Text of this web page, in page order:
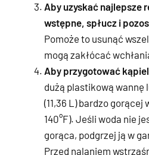
Aby uzyskać najlepsze
wstępne, spłucz i
Pomoże to usunąć
mogą zakłócać
Aby przygotować
dużą plastikową wannę
(11,36 L) bardzo gorącej
140°F). Jeśli woda nie
gorąca, podgrzej ją w
Przed nalaniem